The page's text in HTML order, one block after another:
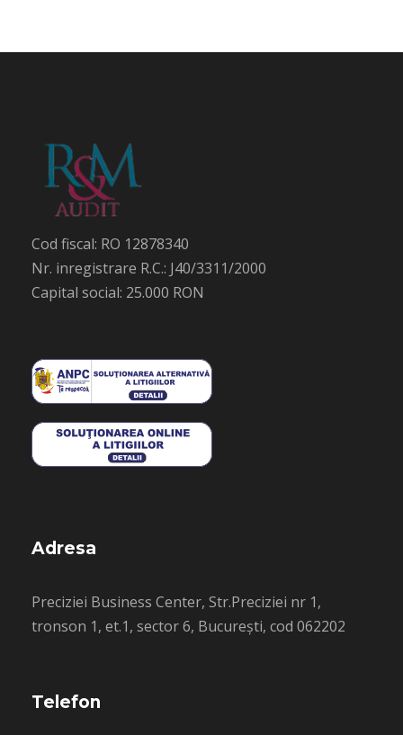
Cod fiscal: RO 12878340
Nr. inregistrare R.C.: J40/3311/2000
Capital social: 25.000 RON
Adresa
Preciziei Business Center, Str.Preciziei nr 1,
tronson 1, et.1, sector 6, București, cod 062202
Telefon